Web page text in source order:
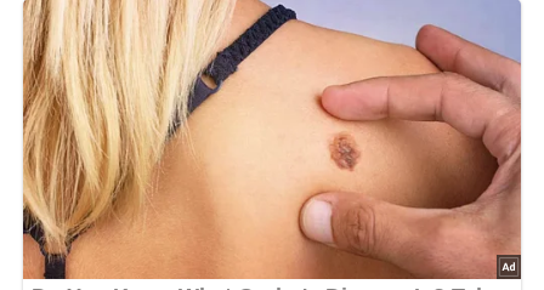
Kein Spam, kein Bullshit, keine Weitergabe deiner Mailadresse an Dritte!
Jetzt Sterne vergeben – Rezept
bewerten
5/5(5 Bewertung)